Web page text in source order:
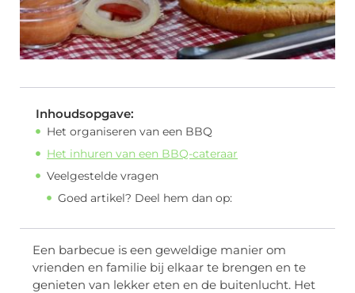
Inhoudsopgave:
Het organiseren van een BBQ
Het inhuren van een BBQ-cateraar
Veelgestelde vragen
Goed artikel? Deel hem dan op:
Een barbecue is een geweldige manier om
vrienden en familie bij elkaar te brengen en te
genieten van lekker eten en de buitenlucht. Het